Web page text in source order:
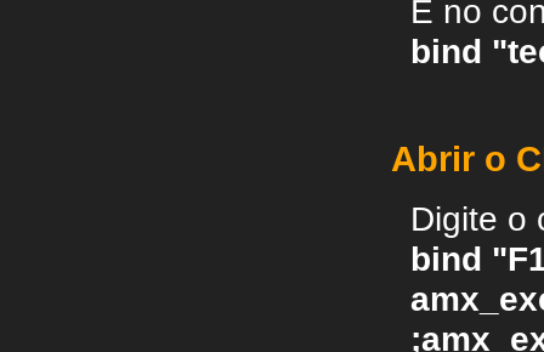
E no
bind
Abrir o
Digite o
bind